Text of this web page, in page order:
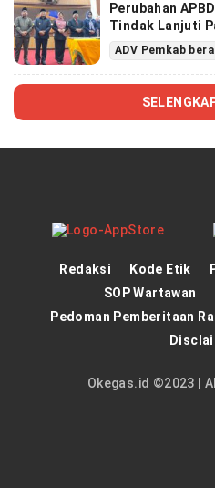
Perubahan
Tindak Lanjuti
ADV Pemkab
Redaksi Kode Etik
SOP Wartawan
Pedoman Pemberitaan
Okegas.id ©2023 |